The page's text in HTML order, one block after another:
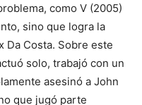
como V (2005)
sino que logra la
Da Costa. Sobre este
solo, trabajó con un
asesinó a John
que jugó parte